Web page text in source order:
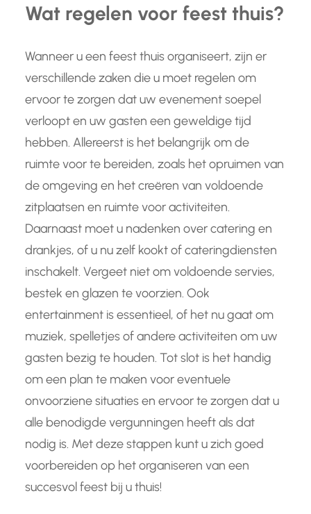
Wat regelen voor feest thuis?
Wanneer u een feest thuis organiseert, zijn er
verschillende zaken die u moet regelen om
ervoor te zorgen dat uw evenement soepel
verloopt en uw gasten een geweldige tijd
hebben. Allereerst is het belangrijk om de
ruimte voor te bereiden, zoals het opruimen van
de omgeving en het creëren van voldoende
zitplaatsen en ruimte voor activiteiten.
Daarnaast moet u nadenken over catering en
drankjes, of u nu zelf kookt of cateringdiensten
inschakelt. Vergeet niet om voldoende servies,
bestek en glazen te voorzien. Ook
entertainment is essentieel, of het nu gaat om
muziek, spelletjes of andere activiteiten om uw
gasten bezig te houden. Tot slot is het handig
om een plan te maken voor eventuele
onvoorziene situaties en ervoor te zorgen dat u
alle benodigde vergunningen heeft als dat
nodig is. Met deze stappen kunt u zich goed
voorbereiden op het organiseren van een
succesvol feest bij u thuis!